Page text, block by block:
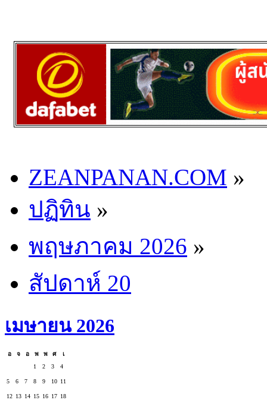
ZEANPANAN.COM »
ปฏิทิน »
พฤษภาคม 2026 »
สัปดาห์ 20
เมษายน 2026
อ จ อ พ พ ศ
เ
1
2 3 4
5 6 7 8 9 10 11
12 13 14 15 16 17 18